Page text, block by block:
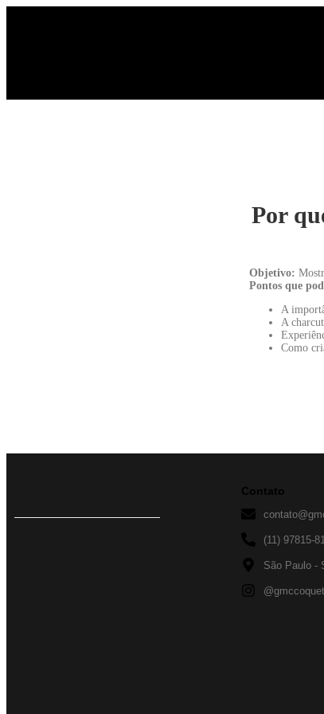
Por
Objetivo:
Pontos que
A
A
Como
Contato
(11) 97815-
São Paulo -